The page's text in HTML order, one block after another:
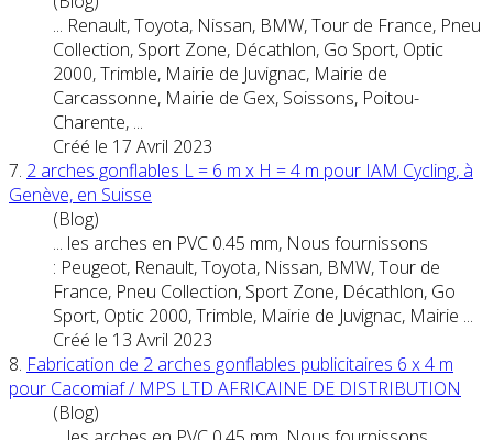
... Renault, Toyota, Nissan, BMW, Tour de France, Pneu
Collection, Sport Zone, Décathlon, Go Sport, Optic
2000, Trimble, Mairie de Juvignac, Mairie de
Carcassonne, Mairie de Gex, Soissons, Poitou-
Charente, ...
Créé le 17 Avril 2023
7. 2 arches gonflables L = 6 m x H = 4 m pour IAM Cycling, à
Genève, en Suisse
(Blog)
... les arches en PVC 0.45 mm, Nous fournissons
: Peugeot, Renault, Toyota, Nissan, BMW, Tour de
France, Pneu Collection, Sport Zone, Décathlon, Go
Sport, Optic 2000, Trimble, Mairie de Juvignac, Mairie ...
Créé le 13 Avril 2023
8. Fabrication de 2 arches gonflables publicitaires 6 x 4 m
pour Cacomiaf / MPS LTD AFRICAINE DE DISTRIBUTION
(Blog)